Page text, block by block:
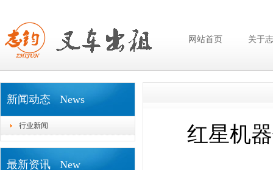
网站首页 关于
新闻动态 News
行业新闻
最新资讯 New
红星机